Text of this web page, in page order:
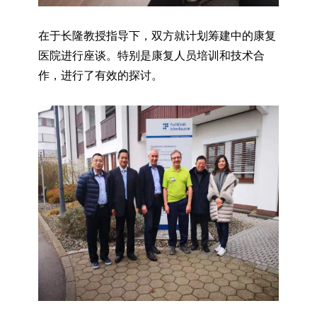
在于长隆教授指导下，双方就计划筹建中的康复
医院进行座谈。特别是康复人员培训和技术合
作，进行了有效的探讨。